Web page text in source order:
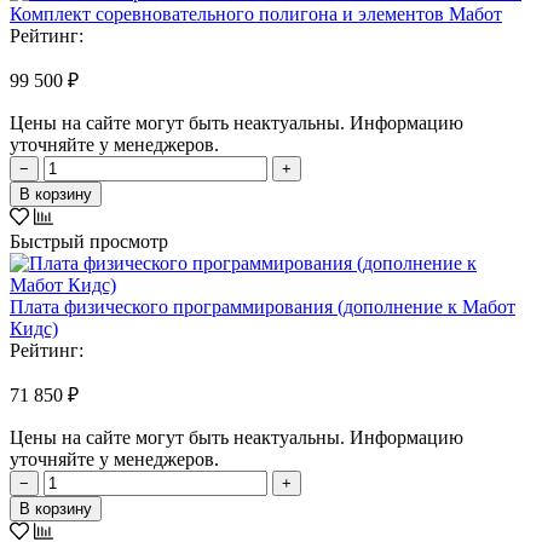
Комплект соревновательного полигона и элементов Мабот
Рейтинг:
99 500 ₽
Цены на сайте могут быть неактуальны. Информацию
уточняйте у менеджеров.
−
+
В корзину
Быстрый просмотр
Плата физического программирования (дополнение к Мабот
Кидс)
Рейтинг:
71 850 ₽
Цены на сайте могут быть неактуальны. Информацию
уточняйте у менеджеров.
−
+
В корзину